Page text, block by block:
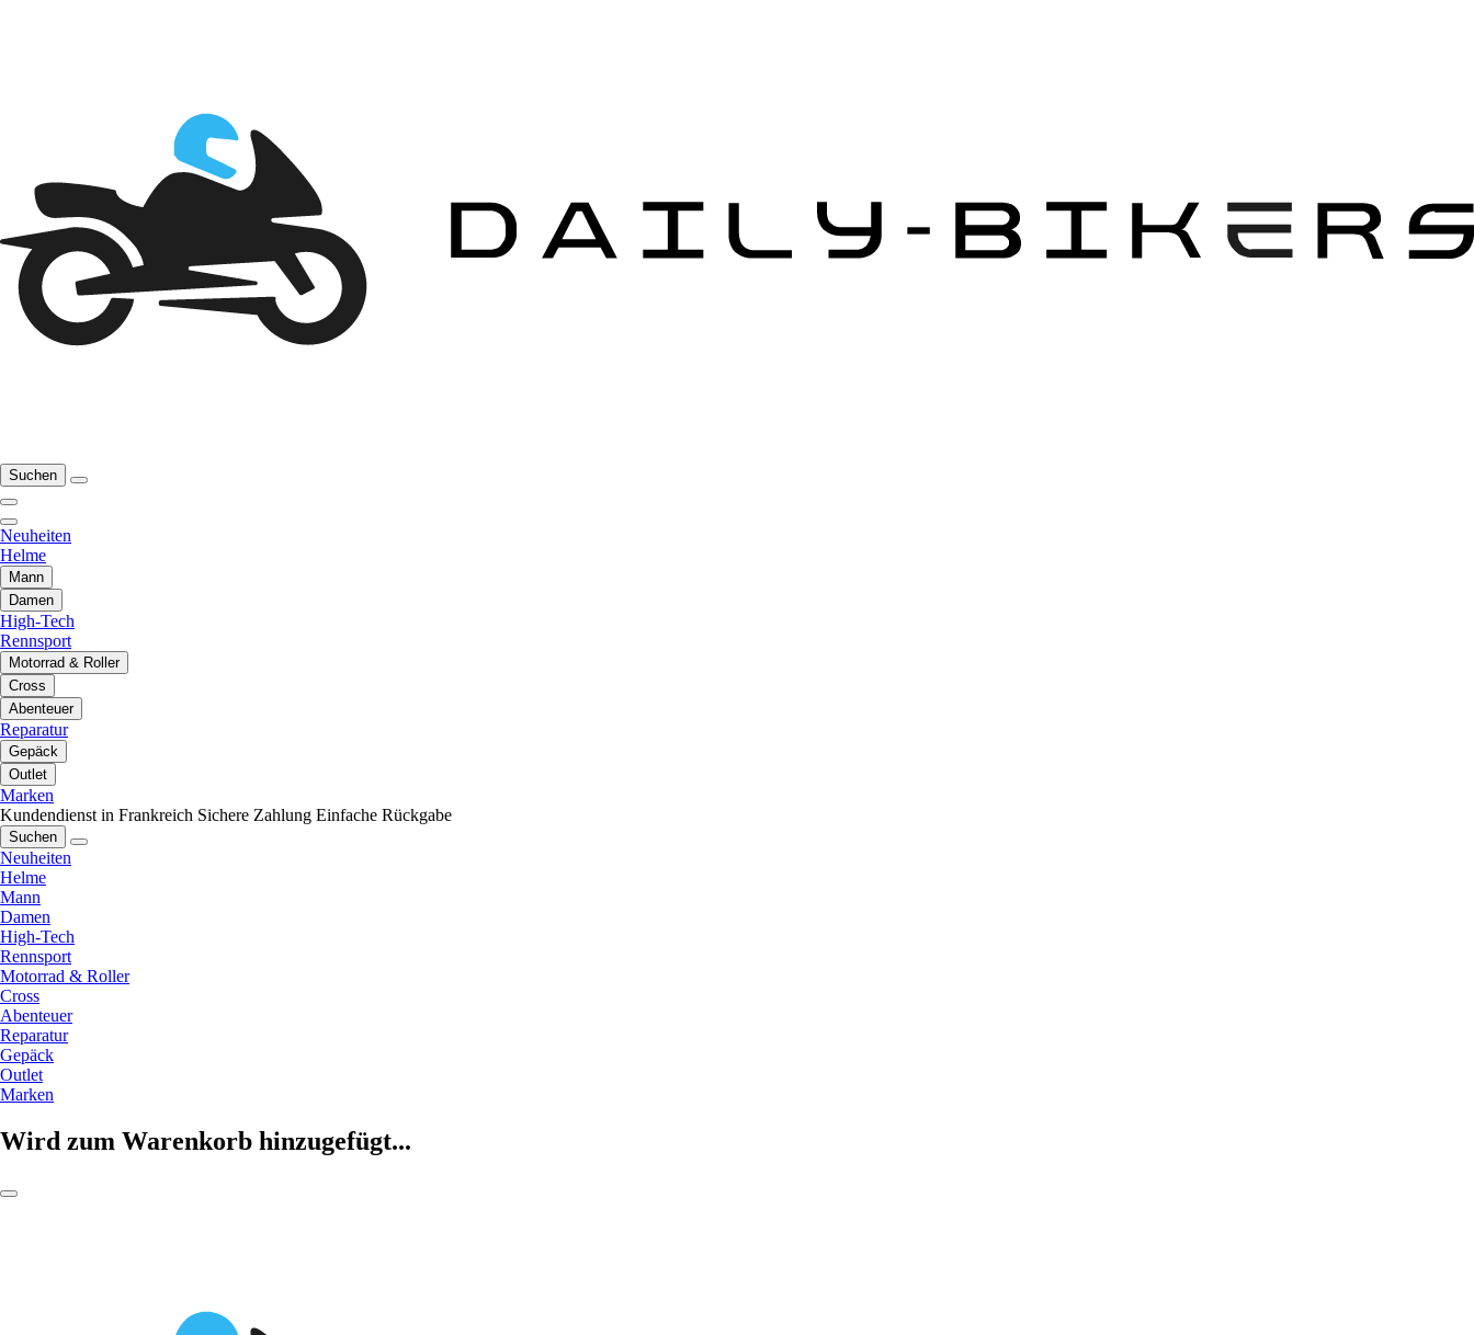
Suchen
Neuheiten
Helme
Mann
Damen
High-Tech
Rennsport
Motorrad & Roller
Cross
Abenteuer
Reparatur
Gepäck
Outlet
Marken
Kundendienst in Frankreich Sichere Zahlung Einfache Rückgabe
Suchen
Neuheiten
Helme
Mann
Damen
High-Tech
Rennsport
Motorrad & Roller
Cross
Abenteuer
Reparatur
Gepäck
Outlet
Marken
Wird zum Warenkorb hinzugefügt...